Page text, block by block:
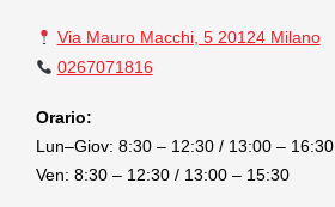
Via Mauro Macchi, 5 20124 Milano
0267071816
Orario:
Lun–Giov: 8:30 – 12:30 / 13:00 – 16:30
Ven: 8:30 – 12:30 / 13:00 – 15:30